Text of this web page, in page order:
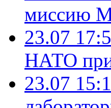
миссию
23.07
НАТО
23.07